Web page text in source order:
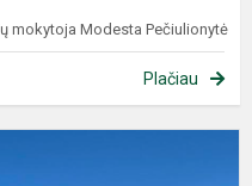
mokytoja Modesta Pečiulionytė
Plačiau